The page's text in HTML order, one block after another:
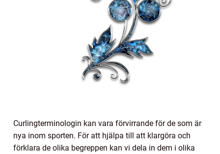
Curlingterminologin kan vara förvirrande för de som är
nya inom sporten. För att hjälpa till att klargöra och
förklara de olika begreppen kan vi dela in dem i olika